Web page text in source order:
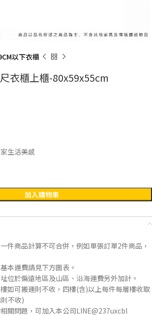
以下衣櫃
衣櫃上櫃-80x59x55cm
生活美感
加入購物車
件商品計算不可合併，例如單張訂單2件商品，
本運費請見下方圖表。
位於偏遠地區及山區、沿海運費另外加計。
如可搬運則不收，四樓(含)以上每件每層樓收取
不收)
關問題，可加入本公司LINE@237uxcbl